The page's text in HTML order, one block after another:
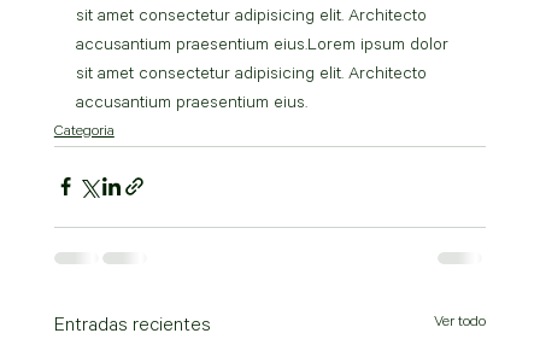
sit amet consectetur adipisicing elit. Architecto
accusantium praesentium eius.Lorem ipsum dolor
sit amet consectetur adipisicing elit. Architecto
accusantium praesentium eius.
Categoria
Entradas recientes Ver todo